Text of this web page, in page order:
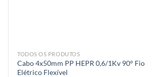
TODOS OS PRODUTOS
Cabo 4x50mm PP HEPR 0,6/1Kv 90° Fio
Elétrico Flexível